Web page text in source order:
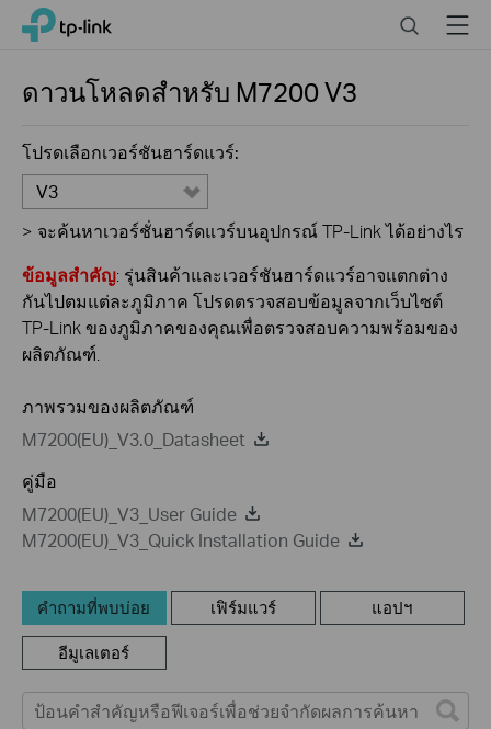
Click
navigation
TP-Link, Reliably Smart SearchMenu
ดาวนโหลดสำหรับ M7200V3
โปรดเลือกเวอร์ชันฮาร์ดแวร์:
V3
> จะค้นหาเวอร์ชั่นฮาร์ดแวร์บนอุปกรณ์ TP-Link ได้อย่างไร
ข้อมูลสำคัญ: รุ่นสินค้าและเวอร์ชันฮาร์ดแวร์อาจแตกต่าง
กันไปตมแต่ละภูมิภาค โปรดตรวจสอบข้อมูลจากเว็บไซต์
TP-Link ของภูมิภาคของคุณเพื่อตรวจสอบความพร้อมของ
ผลิตภัณฑ์.
ภาพรวมของผลิตภัณฑ์
M7200(EU)_V3.0_Datasheet
คู่มือ
M7200(EU)_V3_User Guide
M7200(EU)_V3_Quick Installation Guide
คำถามที่พบบ่อย เฟิร์มแวร์ แอปฯ
อีมูเลเตอร์